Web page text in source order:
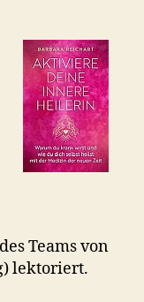
Teams von
lektoriert.